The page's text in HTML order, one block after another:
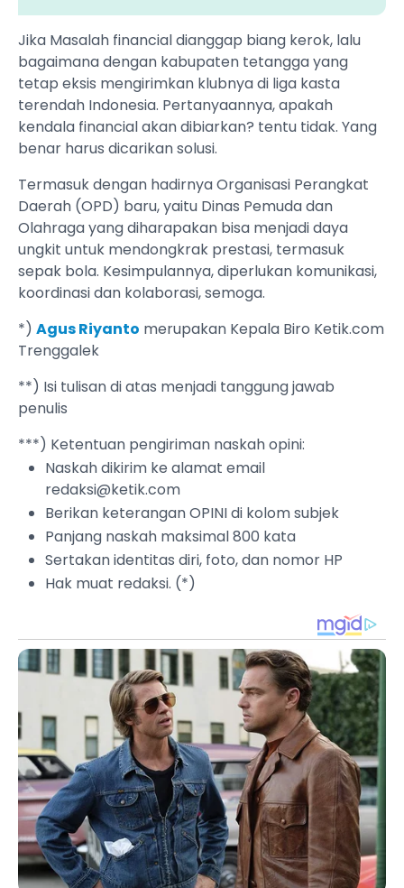
Jika Masalah financial dianggap biang kerok, lalu
bagaimana dengan kabupaten tetangga yang
tetap eksis mengirimkan klubnya di liga kasta
terendah Indonesia. Pertanyaannya, apakah
kendala financial akan dibiarkan? tentu tidak. Yang
benar harus dicarikan solusi.
Termasuk dengan hadirnya Organisasi Perangkat
Daerah (OPD) baru, yaitu Dinas Pemuda dan
Olahraga yang diharapakan bisa menjadi daya
ungkit untuk mendongkrak prestasi, termasuk
sepak bola. Kesimpulannya, diperlukan komunikasi,
koordinasi dan kolaborasi, semoga.
*) Agus Riyanto merupakan Kepala Biro Ketik.com
Trenggalek
**) Isi tulisan di atas menjadi tanggung jawab
penulis
***) Ketentuan pengiriman naskah opini:
Naskah dikirim ke alamat email
redaksi@ketik.com
Berikan keterangan OPINI di kolom subjek
Panjang naskah maksimal 800 kata
Sertakan identitas diri, foto, dan nomor HP
Hak muat redaksi. (*)